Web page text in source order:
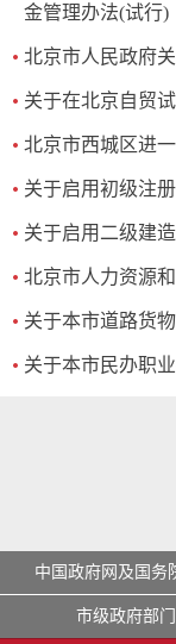
金管理办法(试行)
北京市人民政府
关于在北京自贸
北京市西城区进
关于启用初级注
关于启用二级建
北京市人力资源
关于本市道路货
关于本市民办职
中国政府网及国务
市级政府部